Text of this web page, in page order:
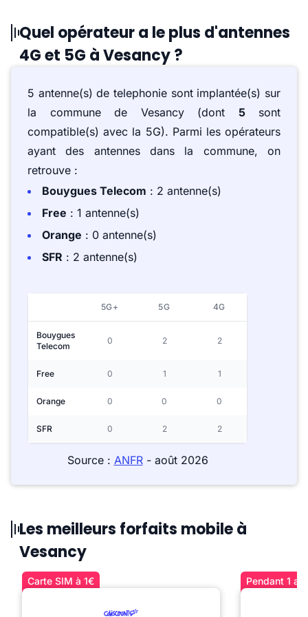
Quel opérateur a le plus d'antennes
4G et 5G à Vesancy ?
5 antenne(s) de telephonie sont implantée(s) sur
la commune de Vesancy (dont 5sont
compatible(s) avec la 5G). Parmi les opérateurs
ayant des antennes dans la commune, on
retrouve :
Bouygues Telecom : 2 antenne(s)
Free : 1 antenne(s)
Orange : 0 antenne(s)
SFR : 2 antenne(s)
5G+ 5G 4G
Bouygues
Telecom
0 2 2
Free 0 1 1
Orange 0 0 0
SFR 0 2 2
Source : ANFR- août 2026
Les meilleurs forfaits mobile à
Vesancy
Carte SIM à 1€ Pendant 1